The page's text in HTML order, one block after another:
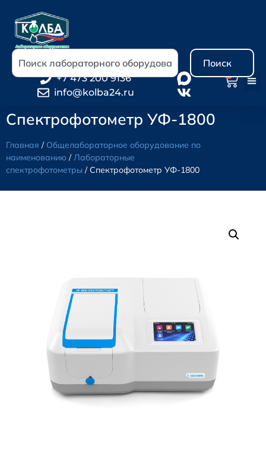
Поиск
+7 473 200 9136
info@kolba24.ru
Спектрофотометр УФ-1800
Главная / Общелабораторное оборудование по
наименованию /Лабораторные
спектрофотометры / Спектрофотометр УФ-1800